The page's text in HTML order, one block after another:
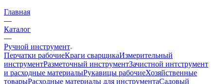
Главная
—
Каталог
—
Ручной инструмент
Перчатки рабочиеКраги сварщикаИзмерительный
инструментРазметочный инструментЗачистной интструмент
и расходные материалыРукавицы рабочиеХозяйственные
товарыРасходные материалы для инструментаСадовый